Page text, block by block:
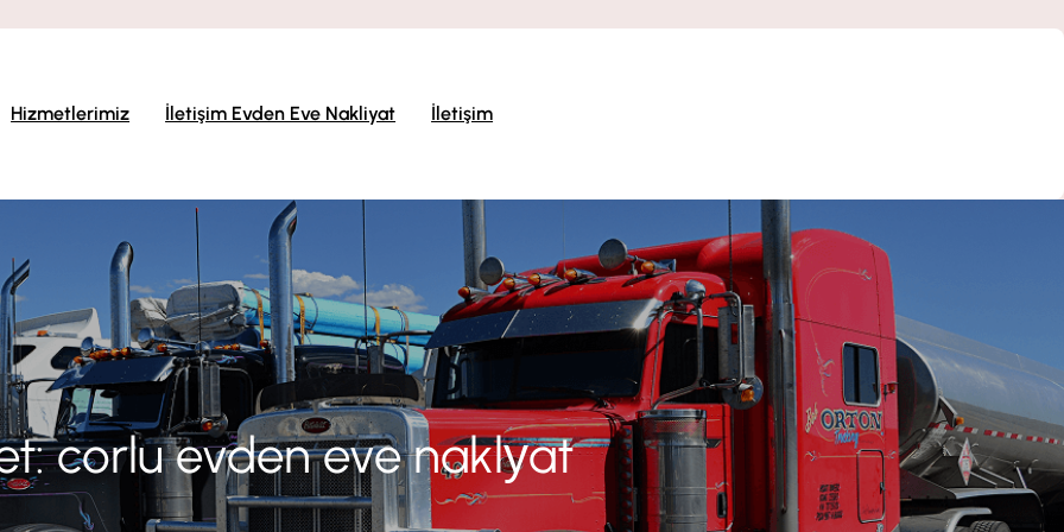
Hizmetlerimiz İletişim Evden Eve Nakliyat İletişim
corlu evden eve naklуat